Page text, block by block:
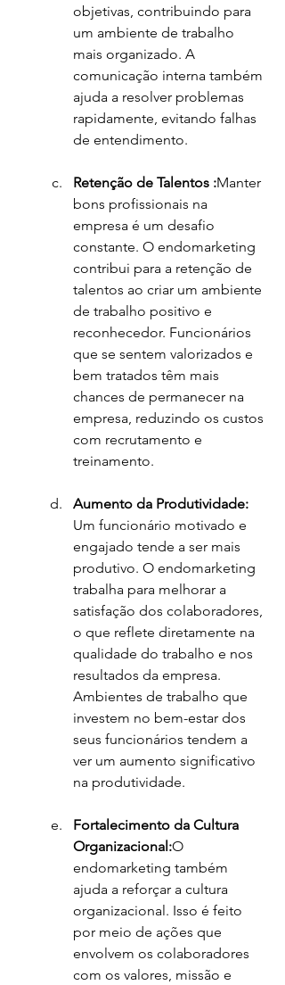
objetivas, contribuindo para
um ambiente de trabalho
mais organizado. A
comunicação interna também
ajuda a resolver problemas
rapidamente, evitando falhas
de entendimento.
Retenção de Talentos :Manter
bons profissionais na
empresa é um desafio
constante. O endomarketing
contribui para a retenção de
talentos ao criar um ambiente
de trabalho positivo e
reconhecedor. Funcionários
que se sentem valorizados e
bem tratados têm mais
chances de permanecer na
empresa, reduzindo os custos
com recrutamento e
treinamento.
Aumento da Produtividade:
Um funcionário motivado e
engajado tende a ser mais
produtivo. O endomarketing
trabalha para melhorar a
satisfação dos colaboradores,
o que reflete diretamente na
qualidade do trabalho e nos
resultados da empresa.
Ambientes de trabalho que
investem no bem-estar dos
seus funcionários tendem a
ver um aumento significativo
na produtividade.
Fortalecimento da Cultura
Organizacional:O
endomarketing também
ajuda a reforçar a cultura
organizacional. Isso é feito
por meio de ações que
envolvem os colaboradores
com os valores, missão e